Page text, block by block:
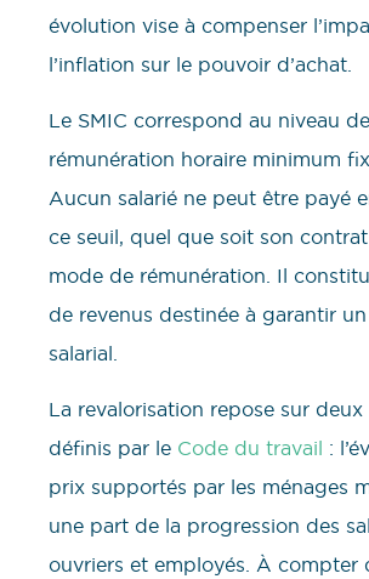
évolution vise à compenser
l’inflation sur le pouvoir d’achat.
Le SMIC correspond au niveau de
rémunération horaire minimum
Aucun salarié ne peut être payé
ce seuil, quel que soit son
mode de rémunération. Il
de revenus destinée à garantir
salarial.
La revalorisation repose sur deux
définis par le Code du travail :
prix supportés par les ménages
une part de la progression des
ouvriers et employés. À compter